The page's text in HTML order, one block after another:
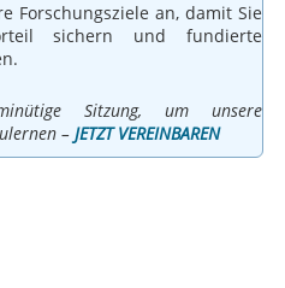
Forschungsziele an, damit Sie
sichern und fundierte
Sitzung, um unsere
– JETZT VEREINBAREN